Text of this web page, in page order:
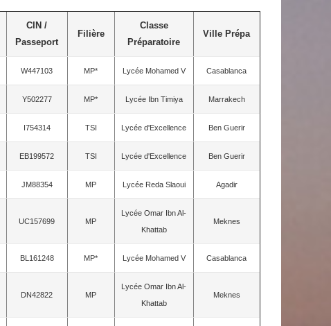
CIN /
Passeport
Filière
Classe
Préparatoire
Ville Prépa
W447103 MP* Lycée Mohamed V Casablanca
Y502277 MP* Lycée Ibn Timiya Marrakech
I754314 TSI Lycée d'Excellence Ben Guerir
EB199572 TSI Lycée d'Excellence Ben Guerir
JM88354 MP Lycée Reda Slaoui Agadir
UC157699 MP
Lycée Omar Ibn Al-
Khattab
Meknes
BL161248 MP* Lycée Mohamed V Casablanca
DN42822 MP
Lycée Omar Ibn Al-
Khattab
Meknes